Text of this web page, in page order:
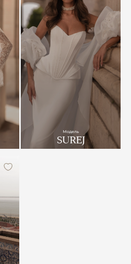
Модель
SUREJ